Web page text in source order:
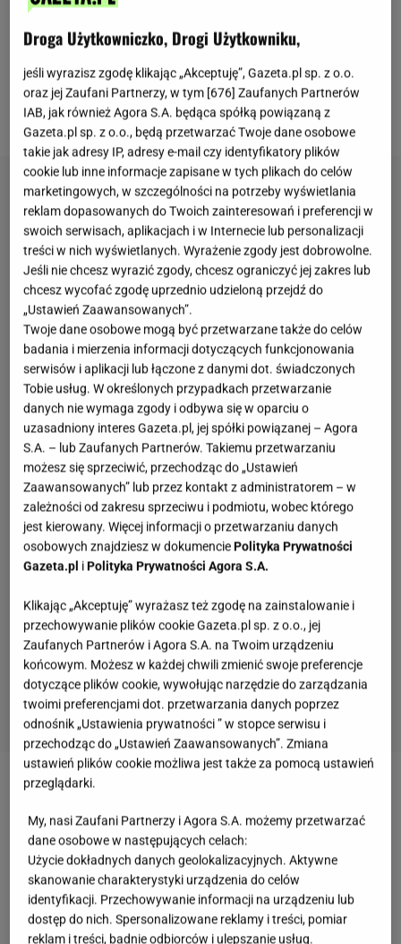
owsiankami, puszystymi plackami i wszelakimi
kanapkamiwarto postawić najajka, ale nie ot
zwykłą jajecznicę. Dziś polecamy tureckie smaki,
które obłędnie smakują i pięknie się prezentują na
talerzu.
Zobacz wideo
na burgera podbija internet
Rozgrzewające śniadanie - w roli głównej jajka i
pomidory
Droga Użytkowniczko, Drogi Użytkowniku,
jeśli wyrazisz zgodę klikając „Akceptuję”, Gazeta.pl sp. z o.o.
oraz jej Zaufani Partnerzy, w tym [676] Zaufanych Partnerów
IAB, jak również Agora S.A. będąca spółką powiązaną z
Gazeta.pl sp. z o.o., będą przetwarzać Twoje dane osobowe
takie jak adresy IP, adresy e-mail czy identyfikatory plików
cookie lub inne informacje zapisane w tych plikach do celów
marketingowych, w szczególności na potrzeby wyświetlania
reklam dopasowanych do Twoich zainteresowań i preferencji w
swoich serwisach, aplikacjach i w Internecie lub personalizacji
treści w nich wyświetlanych. Wyrażenie zgody jest dobrowolne.
Jeśli nie chcesz wyrazić zgody, chcesz ograniczyć jej zakres lub
chcesz wycofać zgodę uprzednio udzieloną przejdź do
„Ustawień Zaawansowanych”.
Twoje dane osobowe mogą być przetwarzane także do celów
badania i mierzenia informacji dotyczących funkcjonowania
serwisów i aplikacji lub łączone z danymi dot. świadczonych
Tobie usług. W określonych przypadkach przetwarzanie
danych nie wymaga zgody i odbywa się w oparciu o
uzasadniony interes Gazeta.pl, jej spółki powiązanej – Agora
S.A. – lub Zaufanych Partnerów. Takiemu przetwarzaniu
możesz się sprzeciwić, przechodząc do „Ustawień
Zaawansowanych” lub przez kontakt z administratorem – w
zależności od zakresu sprzeciwu i podmiotu, wobec którego
jest kierowany. Więcej informacji o przetwarzaniu danych
osobowych znajdziesz w dokumenciePolityka Prywatności
Gazeta.pl iPolityka Prywatności Agora S.A.
Klikając „Akceptuję” wyrażasz też zgodę na zainstalowanie i
przechowywanie plików cookie Gazeta.pl sp. z o.o., jej
Zaufanych Partnerów i Agora S.A. na Twoim urządzeniu
końcowym. Możesz w każdej chwili zmienić swoje preferencje
dotyczące plików cookie, wywołując narzędzie do zarządzania
twoimi preferencjami dot. przetwarzania danych poprzez
odnośnik „Ustawienia prywatności ” w stopce serwisu i
przechodząc do „Ustawień Zaawansowanych”. Zmiana
ustawień plików cookie możliwa jest także za pomocą ustawień
przeglądarki.
My, nasi Zaufani Partnerzy i Agora S.A. możemy przetwarzać
dane osobowe w następujących celach:
Użycie dokładnych danych geolokalizacyjnych. Aktywne
skanowanie charakterystyki urządzenia do celów
identyfikacji. Przechowywanie informacji na urządzeniu lub
dostęp do nich. Spersonalizowane reklamy i treści, pomiar
reklam i treści, badnie odbiorców i ulepszanie usług.